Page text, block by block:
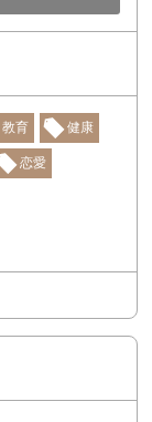
育 健康
恋愛